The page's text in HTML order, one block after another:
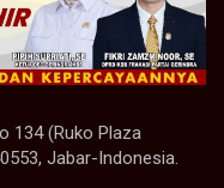
134 (Ruko Plaza
Jabar-Indonesia.